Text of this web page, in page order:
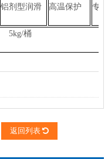
铝剂型润滑
高温保护
专
5kg/桶
返回列表